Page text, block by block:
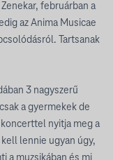
februárban a
az Anima Musicae
Tartsanak
3 nagyszerű
a gyermekek de
nyitja meg a
lennie ugyan úgy,